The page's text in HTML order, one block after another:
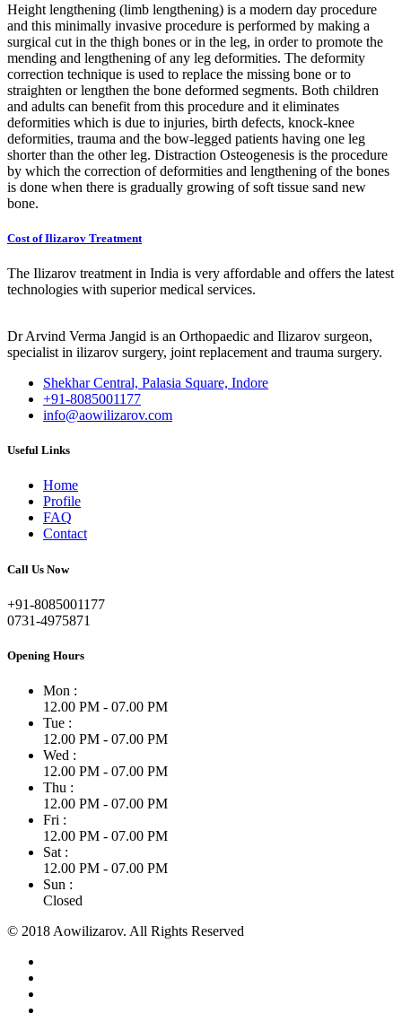
Height lengthening (limb lengthening) is a modern day procedure
and this minimally invasive procedure is performed by making a
surgical cut in the thigh bones or in the leg, in order to promote the
mending and lengthening of any leg deformities. The deformity
correction technique is used to replace the missing bone or to
straighten or lengthen the bone deformed segments. Both children
and adults can benefit from this procedure and it eliminates
deformities which is due to injuries, birth defects, knock-knee
deformities, trauma and the bow-legged patients having one leg
shorter than the other leg. Distraction Osteogenesis is the procedure
by which the correction of deformities and lengthening of the bones
is done when there is gradually growing of soft tissue sand new
bone.
Cost of Ilizarov Treatment
The Ilizarov treatment in India is very affordable and offers the latest
technologies with superior medical services.
Dr Arvind Verma Jangid is an Orthopaedic and Ilizarov surgeon,
specialist in ilizarov surgery, joint replacement and trauma surgery.
Shekhar Central, Palasia Square, Indore
+91-8085001177
info@aowilizarov.com
Useful Links
Home
Profile
FAQ
Contact
Call Us Now
+91-8085001177
0731-4975871
Opening Hours
Mon :
12.00 PM - 07.00 PM
Tue :
12.00 PM - 07.00 PM
Wed :
12.00 PM - 07.00 PM
Thu :
12.00 PM - 07.00 PM
Fri :
12.00 PM - 07.00 PM
Sat :
12.00 PM - 07.00 PM
Sun :
Closed
© 2018 Aowilizarov. All Rights Reserved